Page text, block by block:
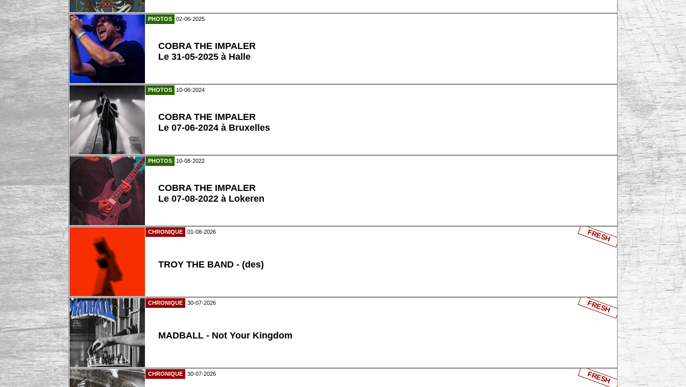
PHOTOS 02-06-2025
COBRA THE IMPALER
Le 31-05-2025 à Halle
PHOTOS 10-06-2024
COBRA THE IMPALER
Le 07-06-2024 à Bruxelles
PHOTOS 10-08-2022
COBRA THE IMPALER
Le 07-08-2022 à Lokeren
CHRONIQUE 01-08-2026
TROY THE BAND - (des)
FRESH
CHRONIQUE 30-07-2026
MADBALL - Not Your Kingdom
FRESH
CHRONIQUE 30-07-2026 FRESH